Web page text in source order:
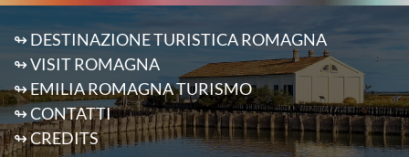
↬ DESTINAZIONE TURISTICA ROMAGNA
↬ VISIT ROMAGNA
↬ EMILIA ROMAGNA TURISMO
↬ CONTATTI
↬ CREDITS